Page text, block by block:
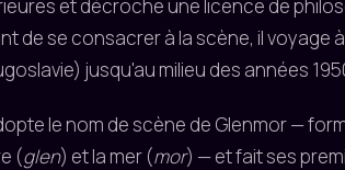
et décroche une licence de
de se consacrer à la scène, il voyage
jusqu'au milieu des années
le nom de scène de Glenmor —
(glen) et la mer (mor) — et fait ses